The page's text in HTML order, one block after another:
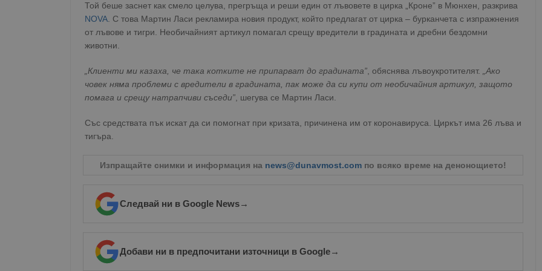
Той беше заснет как смело целува, прегръща и реши един от лъвовете в цирка „Кроне” в Мюнхен, разкрива
NOVA . С това Мартин Ласи рекламира новия продукт, който предлагат от цирка – бурканчета с изпражнения
от лъвове и тигри. Необичайният артикул помагал срещу вредители в градината и дребни бездомни
животни.
„Клиенти ми казаха, че така котките не припарват до градината” , обяснява лъвоукротителят.
„Ако
човек няма проблеми с вредители в градината, пак може да си купи от необичайния артикул, защото
помага и срещу натрапчиви съседи” , шегува се Мартин Ласи.
Със средствата пък искат да си помогнат при кризата, причинена им от коронавируса. Циркът има 26 лъва и
тигъра.
Изпращайте снимки и информация на news@dunavmost.com по всяко време на денонощието!
Следвай ни в Google News→
Добави ни в предпочитани източници в Google→